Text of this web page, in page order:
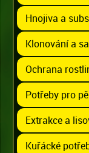
Hnojiva a
Klonování a
Ochrana
Potřeby pro
Extrakce a
Kuřácké